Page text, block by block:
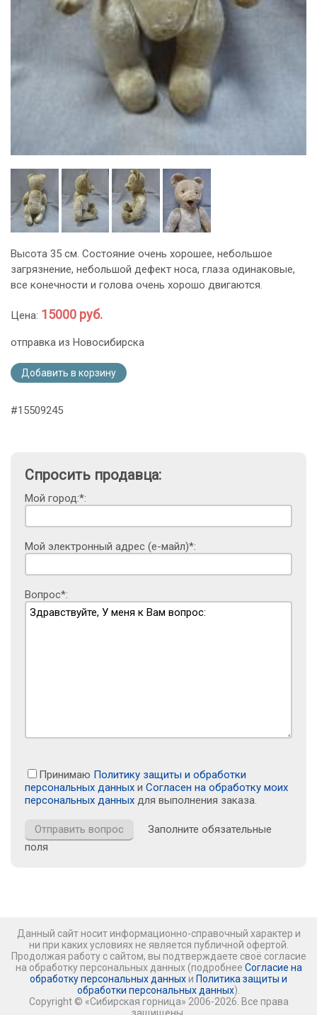
Высота 35 см. Состояние очень хорошее, небольшое
загрязнение, небольшой дефект носа, глаза одинаковые,
все конечности и голова очень хорошо двигаются.
Цена: 15000 руб.
отправка из Новосибирска
Добавить в корзину
#15509245
Спросить продавца:
Мой город:*:
Мой электронный адрес (е-майл)*:
Вопрос*:
Принимаю Политику защиты и обработки
персональных данных и Согласен на обработку моих
персональных данных для выполнения заказа.
Заполните обязательные
поля
Данный сайт носит информационно-справочный характер и
ни при каких условиях не является публичной офертой.
Продолжая работу с сайтом, вы подтверждаете своё согласие
на обработку персональных данных (подробнее Согласие на
обработку персональных данных и Политика защиты и
обработки персональных данных).
Copyright © «Сибирская горница» 2006-2026. Все права